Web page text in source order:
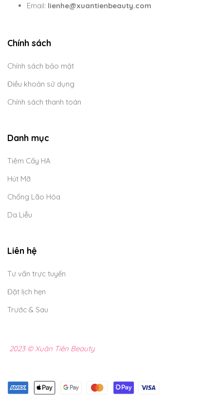
Email: lienhe@xuantienbeauty.com
Chính sách
Chính sách bảo mật
Điều khoản sử dụng
Chính sách thanh toán
Danh mục
Tiêm Cấy HA
Hút Mỡ
Chống Lão Hóa
Da Liễu
Liên hệ
Tư vấn trực tuyến
Đặt lịch hẹn
Trước & Sau
2023 © Xuân Tiên Beauty